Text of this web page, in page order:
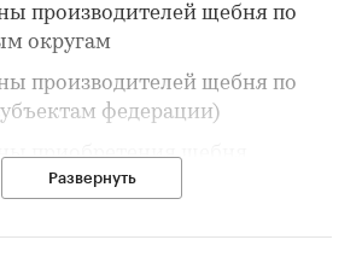
производителей щебня по
округам
производителей щебня по
федерации)
приобретения щебня
организациями по
Развернуть